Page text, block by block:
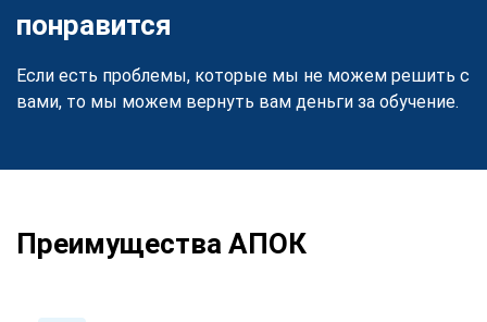
понравится
Если есть проблемы, которые мы не можем решить с
вами, то мы можем вернуть вам деньги за обучение.
Преимущества АПОК